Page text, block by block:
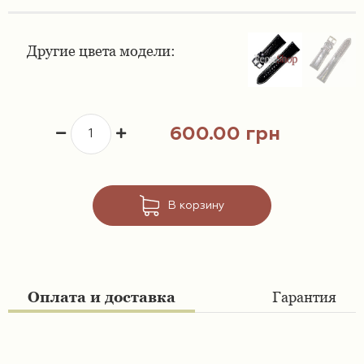
Ремешки 18 мм
Ремешки 20 мм
Ремешки 21 мм
Ремешки 22 мм
Ремешки 24 мм
Ремешки для часов Swatch
Ремешки для часов Timex
Ремешки для часов Tissot
Другие цвета модели:
600.00 грн
В корзину
Оплата и доставка Гарантия